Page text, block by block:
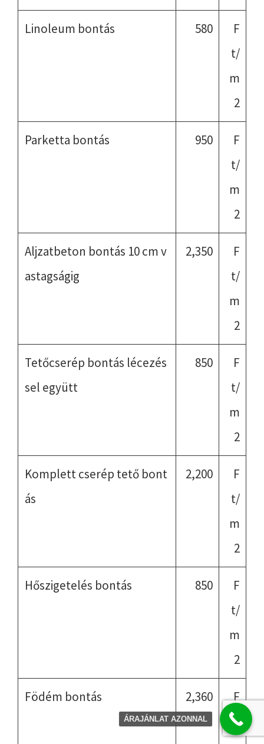
Linoleum bontás 580
F
t/
m
2
Parketta bontás 950
F
t/
m
2
Aljzatbeton bontás 10 cm v
astagságig
2,350
F
t/
m
2
Tetőcserép bontás lécezés
sel együtt
850
F
t/
m
2
Komplett cserép tető bont
ás
2,200
F
t/
m
2
Hőszigetelés bontás 850
F
t/
m
2
Födém bontás 2,360
F
t/
ÁRAJÁNLAT AZONNAL